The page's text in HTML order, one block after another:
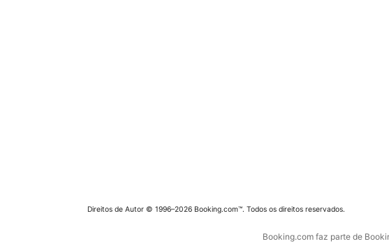
Direitos de Autor © 1996–2026 Booking.com™. Todos os direitos reservados.
Booking.com faz parte de